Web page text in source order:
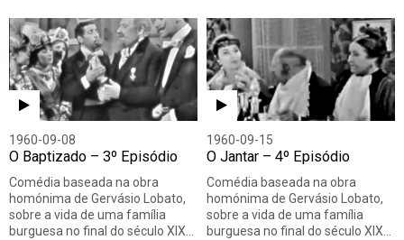
1960-09-08
O Baptizado – 3º Episódio
Comédia baseada na obra
homónima de Gervásio Lobato,
sobre a vida de uma família
burguesa no final do século XIX…
1960-09-15
O Jantar – 4º Episódio
Comédia baseada na obra
homónima de Gervásio Lobato,
sobre a vida de uma família
burguesa no final do século XIX…